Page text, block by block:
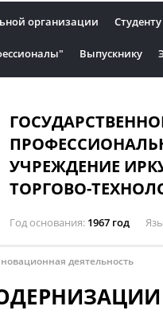
организации Студенту
Выпускнику
УЧРЕЖДЕНИЕ
ТОРГОВО-
Год основания 1967 год
деятельность